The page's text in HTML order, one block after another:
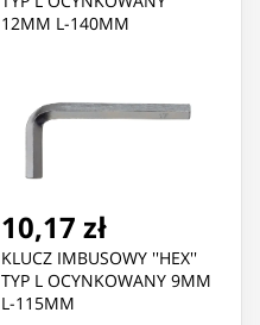
12MM L-140MM
10,17 zł
KLUCZ IMBUSOWY ''HEX''
TYP L OCYNKOWANY 9MM
L-115MM